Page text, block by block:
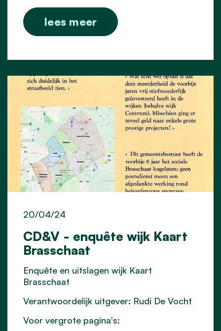
lees meer
CD&V - enquête wijk Kaart
Brasschaat
20/04/24
Enquête en uitslagen wijk Kaart
Brasschaat
Verantwoordelijk uitgever: Rudi De Vocht
Voor vergrote pagina's: